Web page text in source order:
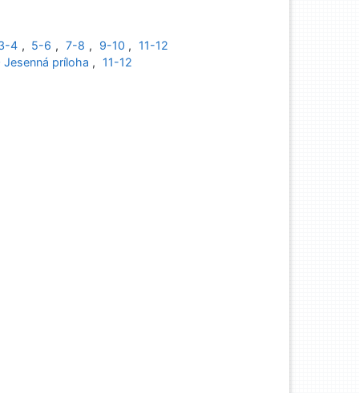
4 , 5-6 , 7-8 , 9-10 ,
11-12
príloha , 11-12